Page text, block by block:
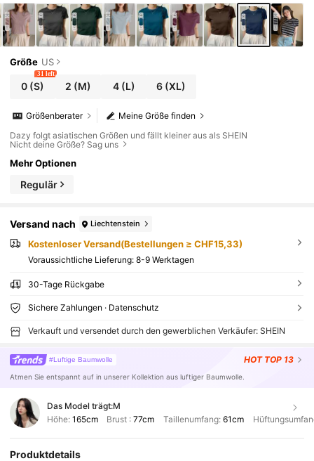
Größe US
0 (S)
31 left
2 (M) 4(L) 6 (XL)
Meine Größe finden
Größenberater
Dazy folgt asiatischen Größen und fällt kleiner aus als SHEIN
Nicht deine Größe? Sag uns
Mehr Optionen
Regulär
Versand nach Liechtenstein
Kostenloser Versand(Bestellungen ≥ CHF15,33)
Voraussichtliche Lieferung: 8-9 Werktagen
30-Tage Rückgabe
Sichere Zahlungen · Datenschutz
Verkauft und versendet durch den gewerblichen Verkäufer: SHEIN
#Luftige Baumwolle HOT TOP 13
Atmen Sie entspannt auf in unserer Kollektion aus luftiger Baumwolle.
Das Model trägt:M
Höhe: 165cm Brust :77cm Taillenumfang: 61cm
Produktdetails